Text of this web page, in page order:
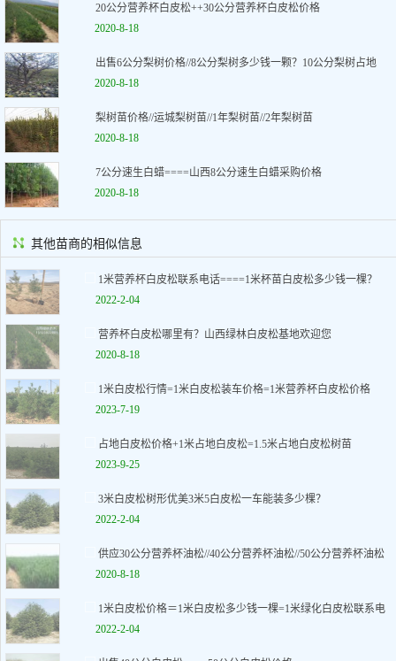
20公分营养杯白皮松++30公分营养杯白皮松价格
2020-8-18
出售6公分梨树价格//8公分梨树多少钱一颗？10公分梨树占地
2020-8-18
梨树苗价格//运城梨树苗//1年梨树苗//2年梨树苗
2020-8-18
7公分速生白蜡====山西8公分速生白蜡采购价格
2020-8-18
其他苗商的相似信息
1米营养杯白皮松联系电话====1米杯苗白皮松多少钱一棵？
2022-2-04
营养杯白皮松哪里有？山西绿林白皮松基地欢迎您
2020-8-18
1米白皮松行情=1米白皮松装车价格=1米营养杯白皮松价格
2023-7-19
占地白皮松价格+1米占地白皮松=1.5米占地白皮松树苗
2023-9-25
3米白皮松树形优美3米5白皮松一车能装多少棵？
2022-2-04
供应30公分营养杯油松//40公分营养杯油松//50公分营养杯油松
2020-8-18
1米白皮松价格＝1米白皮松多少钱一棵=1米绿化白皮松联系电
2022-2-04